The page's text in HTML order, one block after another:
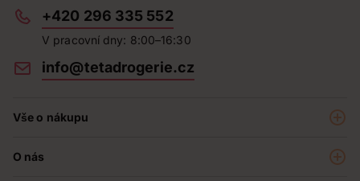
+420 296 335 552
V pracovní dny: 8:00–16:30
info@tetadrogerie.cz
Vše o nákupu
O nás